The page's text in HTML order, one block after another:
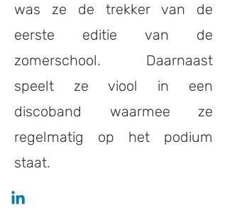
was ze de trekker van de
eerste editie van de
zomerschool. Daarnaast
speelt ze viool in een
discoband waarmee ze
regelmatig op het podium
staat.